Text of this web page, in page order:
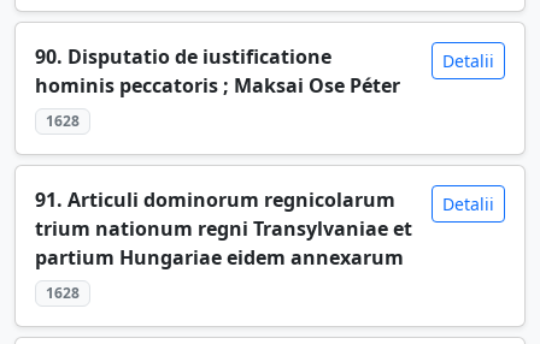
90. Disputatio de iustificatione
hominis peccatoris ; Maksai Ose Péter
1628
Detalii
91. Articuli dominorum regnicolarum
trium nationum regni Transylvaniae et
partium Hungariae eidem annexarum
1628
Detalii